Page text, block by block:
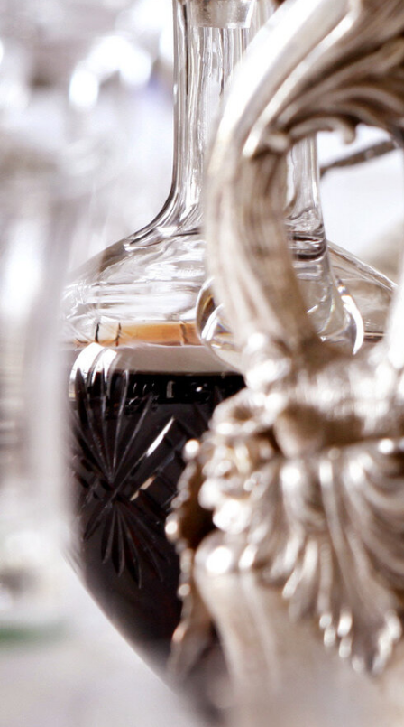
2005 Taurasi
Fratelli Urciuolo
Logga in för att se priset
Art.nr: 21343-01
Information
Producent Fratelli Urciuolo
Årgång 2005
Land Italien
Område Kampanien
Färg Rött
75cl
–